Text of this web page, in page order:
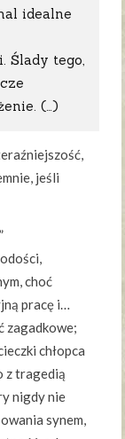
idealne
Ślady tego,
(…)
jeśli
choć
pracę i…
zagadkowe;
chłopca
z tragedią
nigdy nie
synem,